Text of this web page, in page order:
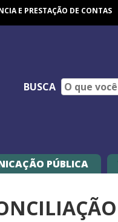
E PRESTAÇÃO DE CONTAS
BUSCA
PÚBLICA